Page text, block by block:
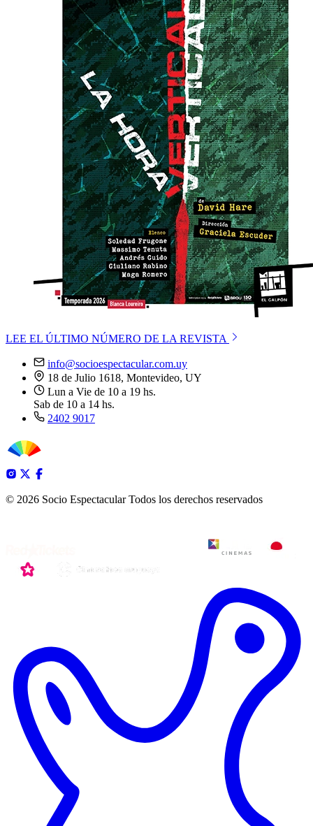
LEE EL ÚLTIMO NÚMERO DE LA REVISTA
info@socioespectacular.com.uy
18 de Julio 1618, Montevideo, UY
Lun a Vie de 10 a 19 hs.
Sab de 10 a 14 hs.
2402 9017
© 2026 Socio Espectacular Todos los derechos reservados